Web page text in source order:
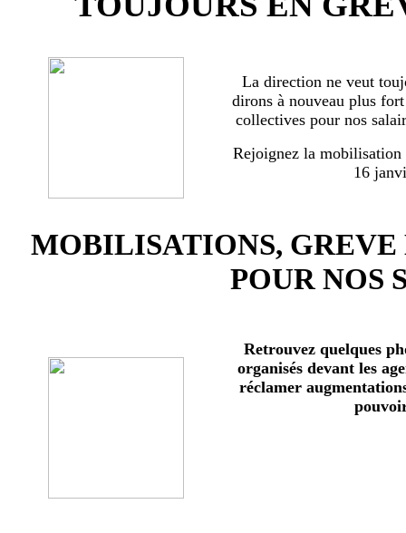
La direction ne veut
dirons à nouveau plus
collectives pour nos
Rejoignez la mobilisation
16
MOBILISATIONS,
POUR NOS
Retrouvez quelques
organisés devant les
réclamer